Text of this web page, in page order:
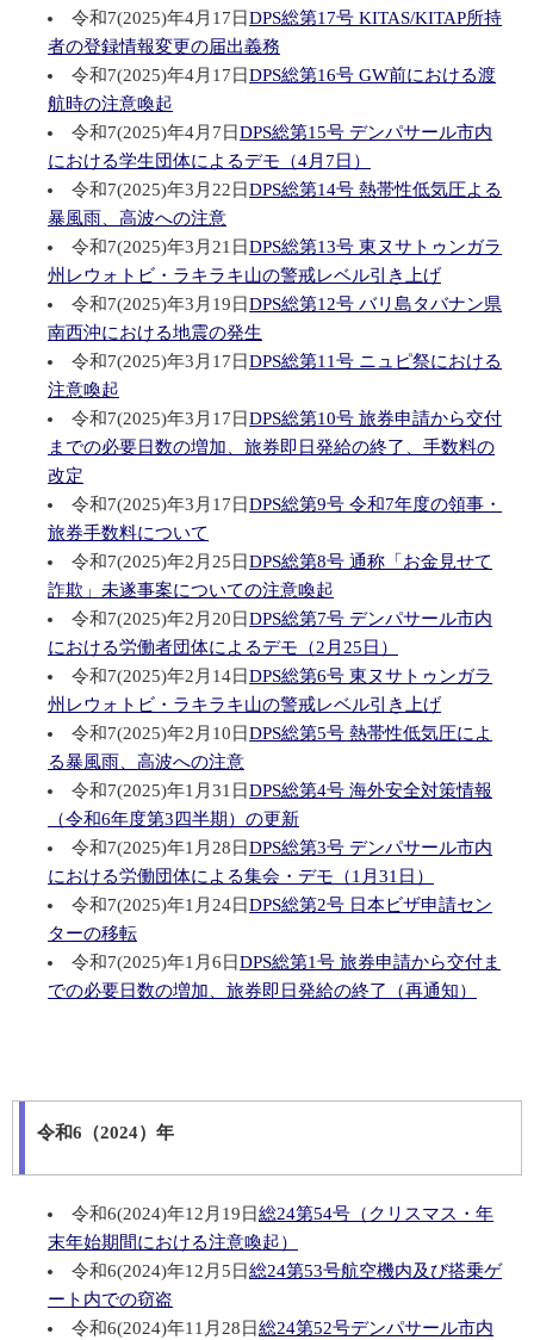
令和7(2025)年4月17日DPS総第17号 KITAS/KITAP所持
者の登録情報変更の届出義務
令和7(2025)年4月17日DPS総第16号 GW前における渡
航時の注意喚起
令和7(2025)年4月7日DPS総第15号 デンパサール市内
における学生団体によるデモ（4月7日）
令和7(2025)年3月22日DPS総第14号 熱帯性低気圧よる
暴風雨、高波への注意
令和7(2025)年3月21日DPS総第13号 東ヌサトゥンガラ
州レウォトビ・ラキラキ山の警戒レベル引き上げ
令和7(2025)年3月19日DPS総第12号 バリ島タバナン県
南西沖における地震の発生
令和7(2025)年3月17日DPS総第11号 ニュピ祭における
注意喚起
令和7(2025)年3月17日DPS総第10号 旅券申請から交付
までの必要日数の増加、旅券即日発給の終了、手数料の
改定
令和7(2025)年3月17日DPS総第9号 令和7年度の領事・
旅券手数料について
令和7(2025)年2月25日DPS総第8号 通称「お金見せて
詐欺」未遂事案についての注意喚起
令和7(2025)年2月20日DPS総第7号 デンパサール市内
における労働者団体によるデモ（2月25日）
令和7(2025)年2月14日DPS総第6号 東ヌサトゥンガラ
州レウォトビ・ラキラキ山の警戒レベル引き上げ
令和7(2025)年2月10日DPS総第5号 熱帯性低気圧によ
る暴風雨、高波への注意
令和7(2025)年1月31日DPS総第4号 海外安全対策情報
（令和6年度第3四半期）の更新
令和7(2025)年1月28日DPS総第3号 デンパサール市内
における労働団体による集会・デモ（1月31日）
令和7(2025)年1月24日DPS総第2号 日本ビザ申請セン
ターの移転
令和7(2025)年1月6日DPS総第1号 旅券申請から交付ま
での必要日数の増加、旅券即日発給の終了（再通知）
令和6（2024）年
令和6(2024)年12月19日総24第54号（クリスマス・年
末年始期間における注意喚起）
令和6(2024)年12月5日総24第53号航空機内及び搭乗ゲ
ート内での窃盗
令和6(2024)年11月28日総24第52号デンパサール市内